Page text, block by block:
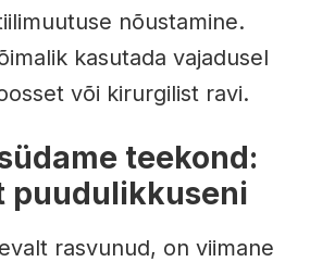
nõustamine.
kasutada vajadusel
või kirurgilist ravi.
teekond:
puudulikkuseni
rasvunud, on viimane